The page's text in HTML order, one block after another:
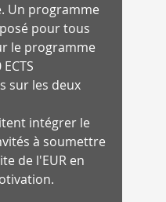
Un programme
pour tous
le programme
sur les deux
intégrer le
à soumettre
de l'EUR en